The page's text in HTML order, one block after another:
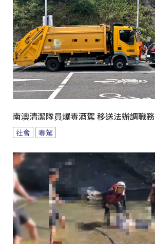
南澳清潔隊員爆毒酒駕 移送法辦調職務
社會 毒駕